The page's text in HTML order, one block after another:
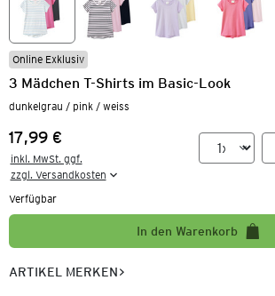
Online Exklusiv
3 Mädchen T-Shirts im Basic-Look
dunkelgrau / pink / weiss
Preis:
17,99 €
inkl. MwSt. ggf.
zzgl. Versandkosten
Verfügbar
In den Warenkorb
ARTIKEL MERKEN